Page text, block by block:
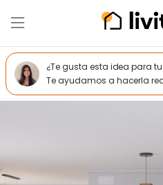
¿Te gusta esta idea para
Te ayudamos a hacerla